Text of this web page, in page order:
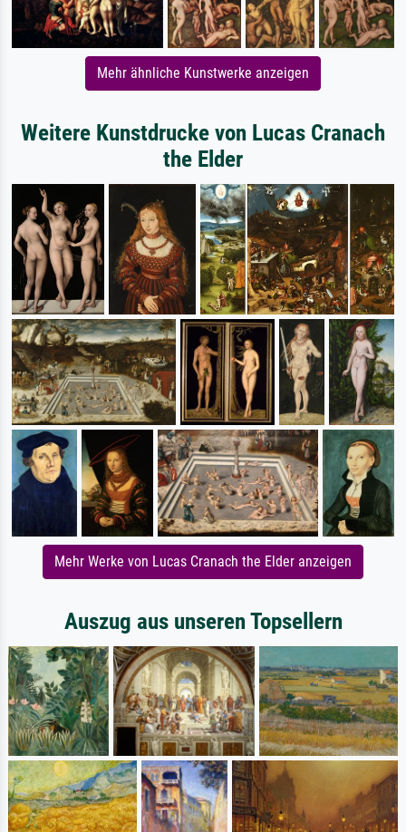
Mehr ähnliche Kunstwerke anzeigen
Weitere Kunstdrucke von Lucas Cranach
the Elder
Mehr Werke von Lucas Cranach the Elder anzeigen
Auszug aus unseren Topsellern